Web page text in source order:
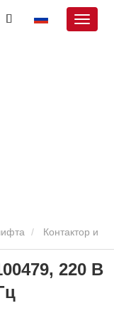
Контактор и
220 В